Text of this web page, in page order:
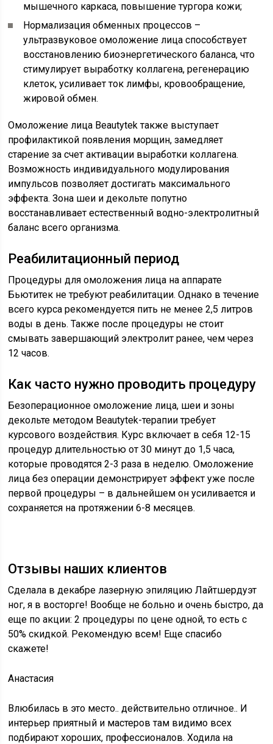
мышечного каркаса, повышение тургора кожи;
Нормализация обменных процессов –
ультразвуковое омоложение лица способствует
восстановлению биоэнергетического баланса, что
стимулирует выработку коллагена, регенерацию
клеток, усиливает ток лимфы, кровообращение,
жировой обмен.
Омоложение лица Beautytek также выступает
профилактикой появления морщин, замедляет
старение за счет активации выработки коллагена.
Возможность индивидуального модулирования
импульсов позволяет достигать максимального
эффекта. Зона шеи и декольте попутно
восстанавливает естественный водно-электролитный
баланс всего организма.
Реабилитационный период
Процедуры для омоложения лица на аппарате
Бьютитек не требуют реабилитации. Однако в течение
всего курса рекомендуется пить не менее 2,5 литров
воды в день. Также после процедуры не стоит
смывать завершающий электролит ранее, чем через
12 часов.
Как часто нужно проводить процедуру
Безоперационное омоложение лица, шеи и зоны
декольте методом Beautytek-терапии требует
курсового воздействия. Курс включает в себя 12-15
процедур длительностью от 30 минут до 1,5 часа,
которые проводятся 2-3 раза в неделю. Омоложение
лица без операции демонстрирует эффект уже после
первой процедуры – в дальнейшем он усиливается и
сохраняется на протяжении 6-8 месяцев.
Отзывы наших клиентов
Сделала в декабре лазерную эпиляцию Лайтшердуэт
ног, я в восторге! Вообще не больно и очень быстро, да
еще по акции: 2 процедуры по цене одной, то есть с
50% скидкой. Рекомендую всем! Еще спасибо
скажете!
Анастасия
Влюбилась в это место.. действительно отличное.. И
интерьер приятный и мастеров там видимо всех
подбирают хороших, профессионалов. Ходила на